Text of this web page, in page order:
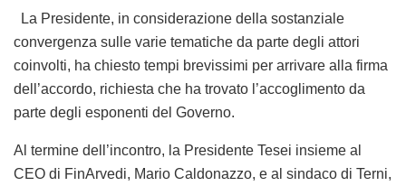
La Presidente, in considerazione della sostanziale
convergenza sulle varie tematiche da parte degli attori
coinvolti, ha chiesto tempi brevissimi per arrivare alla firma
dell’accordo, richiesta che ha trovato l’accoglimento da
parte degli esponenti del Governo.
Al termine dell’incontro, la Presidente Tesei insieme al
CEO di FinArvedi, Mario Caldonazzo, e al sindaco di Terni,